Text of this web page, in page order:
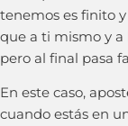
tenemos es finito
que a ti mismo y
pero al final pasa
En este caso,
cuando estás en